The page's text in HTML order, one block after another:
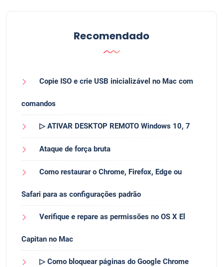
Recomendado
Copie ISO e crie USB inicializável no Mac com
comandos
▷ ATIVAR DESKTOP REMOTO Windows 10, 7
Ataque de força bruta
Como restaurar o Chrome, Firefox, Edge ou
Safari para as configurações padrão
Verifique e repare as permissões no OS X El
Capitan no Mac
▷ Como bloquear páginas do Google Chrome